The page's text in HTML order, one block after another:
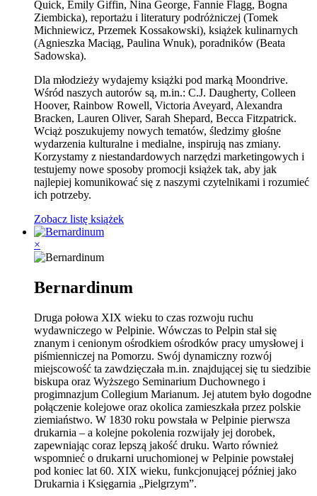
Quick, Emily Giffin, Nina George, Fannie Flagg, Bogna
Ziembicka), reportażu i literatury podróżniczej (Tomek
Michniewicz, Przemek Kossakowski), książek kulinarnych
(Agnieszka Maciąg, Paulina Wnuk), poradników (Beata
Sadowska).
Dla młodzieży wydajemy książki pod marką Moondrive.
Wśród naszych autorów są, m.in.: C.J. Daugherty, Colleen
Hoover, Rainbow Rowell, Victoria Aveyard, Alexandra
Bracken, Lauren Oliver, Sarah Shepard, Becca Fitzpatrick.
Wciąż poszukujemy nowych tematów, śledzimy głośne
wydarzenia kulturalne i medialne, inspirują nas zmiany.
Korzystamy z niestandardowych narzędzi marketingowych i
testujemy nowe sposoby promocji książek tak, aby jak
najlepiej komunikować się z naszymi czytelnikami i rozumieć
ich potrzeby.
Zobacz listę książek
×
Bernardinum
Druga połowa XIX wieku to czas rozwoju ruchu
wydawniczego w Pelpinie. Wówczas to Pelpin stał się
znanym i cenionym ośrodkiem ośrodków pracy umysłowej i
piśmienniczej na Pomorzu. Swój dynamiczny rozwój
miejscowość ta zawdzięczała m.in. znajdującej się tu siedzibie
biskupa oraz Wyższego Seminarium Duchownego i
progimnazjum Collegium Marianum. Jej atutem było dogodne
połączenie kolejowe oraz okolica zamieszkała przez polskie
ziemiaństwo. W 1830 roku powstała w Pelpinie pierwsza
drukarnia – a kolejne pokolenia rozwijały jej dorobek,
zapewniając coraz lepszą jakość druku. Warto również
wspomnieć o drukarni uruchomionej w Pelpinie powstałej
pod koniec lat 60. XIX wieku, funkcjonującej później jako
Drukarnia i Księgarnia „Pielgrzym”.